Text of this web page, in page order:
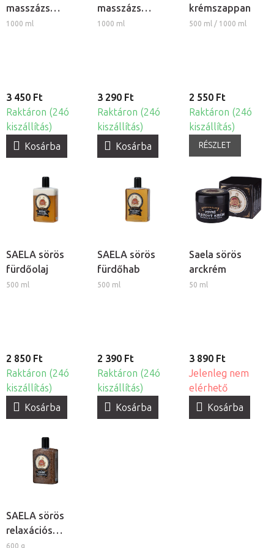
masszázs
emulzió - hűtő
1000 ml
3 450 Ft
Raktáron (24ó
kiszállítás)
Kosárba
masszázs
emulzió -
1000 ml
3 290 Ft
Raktáron (24ó
kiszállítás)
Kosárba
krémszappan
500 ml / 1000 ml
2 550 Ft
Raktáron (24ó
kiszállítás)
RÉSZLET
SAELA sörös
fürdőolaj
500 ml
2 850 Ft
Raktáron (24ó
kiszállítás)
Kosárba
SAELA sörös
fürdőhab
500 ml
2 390 Ft
Raktáron (24ó
kiszállítás)
Kosárba
Saela sörös
arckrém
50 ml
3 890 Ft
Jelenleg nem
elérhető
Kosárba
SAELA sörös
relaxációs
fürdősó
600 g